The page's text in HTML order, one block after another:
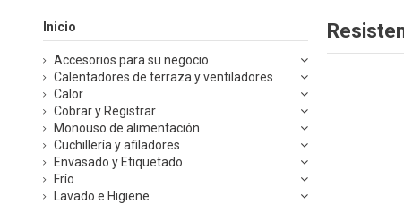
Inicio
Accesorios para su negocio
Calentadores de terraza y ventiladores
Calor
Cobrar y Registrar
Monouso de alimentación
Cuchillería y afiladores
Envasado y Etiquetado
Frío
Lavado e Higiene